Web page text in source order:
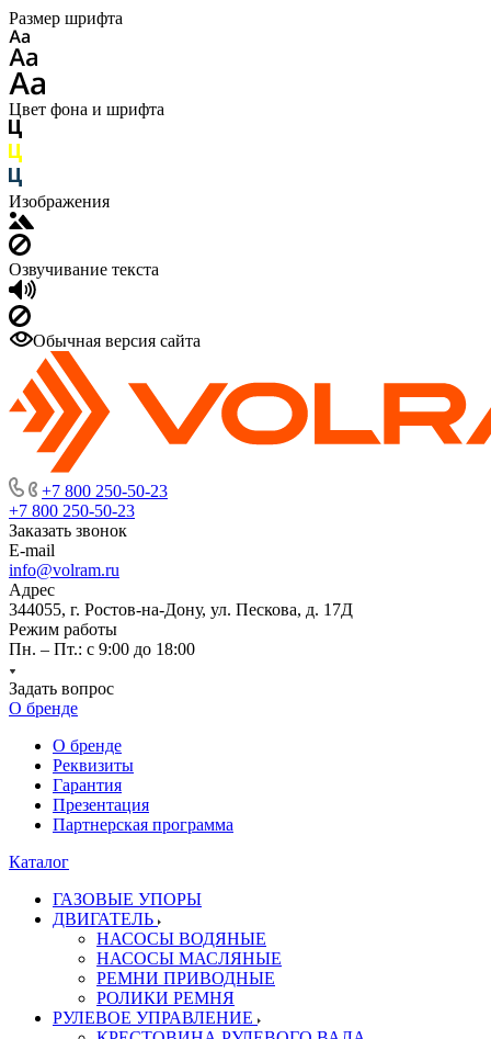
Размер шрифта
Цвет фона и шрифта
Изображения
Озвучивание текста
Обычная версия сайта
+7 800 250-50-23
+7 800 250-50-23
Заказать звонок
E-mail
info@volram.ru
Адрес
344055, г. Ростов-на-Дону, ул. Пескова, д. 17Д
Режим работы
Пн. – Пт.: с 9:00 до 18:00
Задать вопрос
О бренде
О бренде
Реквизиты
Гарантия
Презентация
Партнерская программа
Каталог
ГАЗОВЫЕ УПОРЫ
ДВИГАТЕЛЬ
НАСОСЫ ВОДЯНЫЕ
НАСОСЫ МАСЛЯНЫЕ
РЕМНИ ПРИВОДНЫЕ
РОЛИКИ РЕМНЯ
РУЛЕВОЕ УПРАВЛЕНИЕ